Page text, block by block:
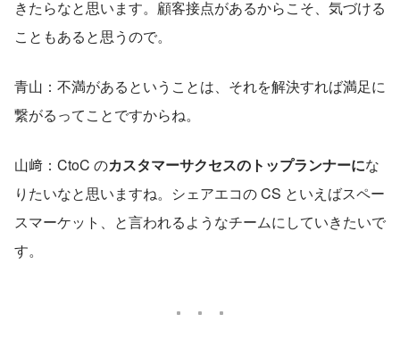
きたらなと思います。顧客接点があるからこそ、気づける
こともあると思うので。
青山：不満があるということは、それを解決すれば満足に
繋がるってことですからね。
山﨑：CtoC のカスタマーサクセスのトップランナーにな
りたいなと思いますね。シェアエコの CS といえばスペー
スマーケット、と言われるようなチームにしていきたいで
す。